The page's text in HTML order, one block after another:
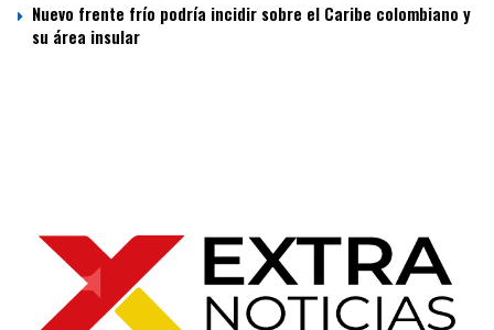
Nuevo frente frío podría incidir sobre el Caribe colombiano y
su área insular